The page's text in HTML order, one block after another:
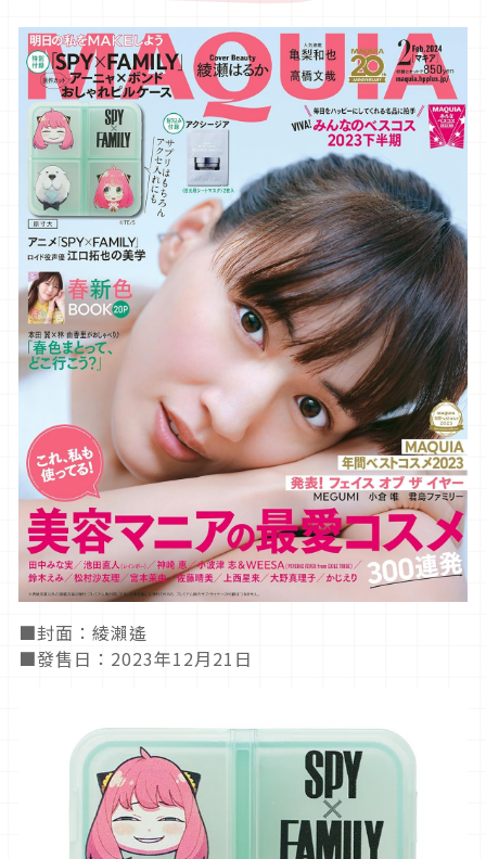
■封面：綾瀨遙
■發售日：2023年12月21日